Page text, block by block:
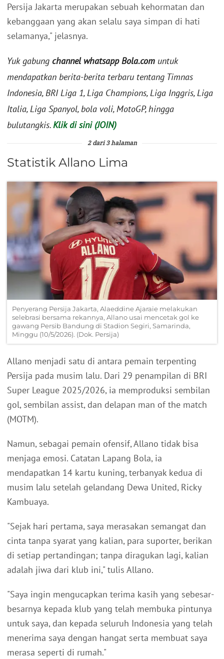
Persija Jakarta merupakan sebuah kehormatan dan
kebanggaan yang akan selalu saya simpan di hati
selamanya," jelasnya.
Yuk gabung channel whatsapp Bola.com untuk
mendapatkan berita-berita terbaru tentang Timnas
Indonesia, BRI Liga 1, Liga Champions, Liga Inggris, Liga
Italia, Liga Spanyol, bola voli, MotoGP, hingga
bulutangkis.Klik di sini (JOIN)
2 dari 3 halaman
Statistik Allano Lima
Penyerang Persija Jakarta, Alaeddine Ajaraie melakukan
selebrasi bersama rekannya, Allano usai mencetak gol ke
gawang Persib Bandung di Stadion Segiri, Samarinda,
Minggu (10/5/2026). (Dok. Persija)
Allano menjadi satu di antara pemain terpenting
Persija pada musim lalu. Dari 29 penampilan di BRI
Super League 2025/2026, ia memproduksi sembilan
gol, sembilan assist, dan delapan man of the match
(MOTM).
Namun, sebagai pemain ofensif, Allano tidak bisa
menjaga emosi. Catatan Lapang Bola, ia
mendapatkan 14 kartu kuning, terbanyak kedua di
musim lalu setelah gelandang Dewa United, Ricky
Kambuaya.
"Sejak hari pertama, saya merasakan semangat dan
cinta tanpa syarat yang kalian, para suporter, berikan
di setiap pertandingan; tanpa diragukan lagi, kalian
adalah jiwa dari klub ini," tulis Allano.
"Saya ingin mengucapkan terima kasih yang sebesar-
besarnya kepada klub yang telah membuka pintunya
untuk saya, dan kepada seluruh Indonesia yang telah
menerima saya dengan hangat serta membuat saya
merasa seperti di rumah."